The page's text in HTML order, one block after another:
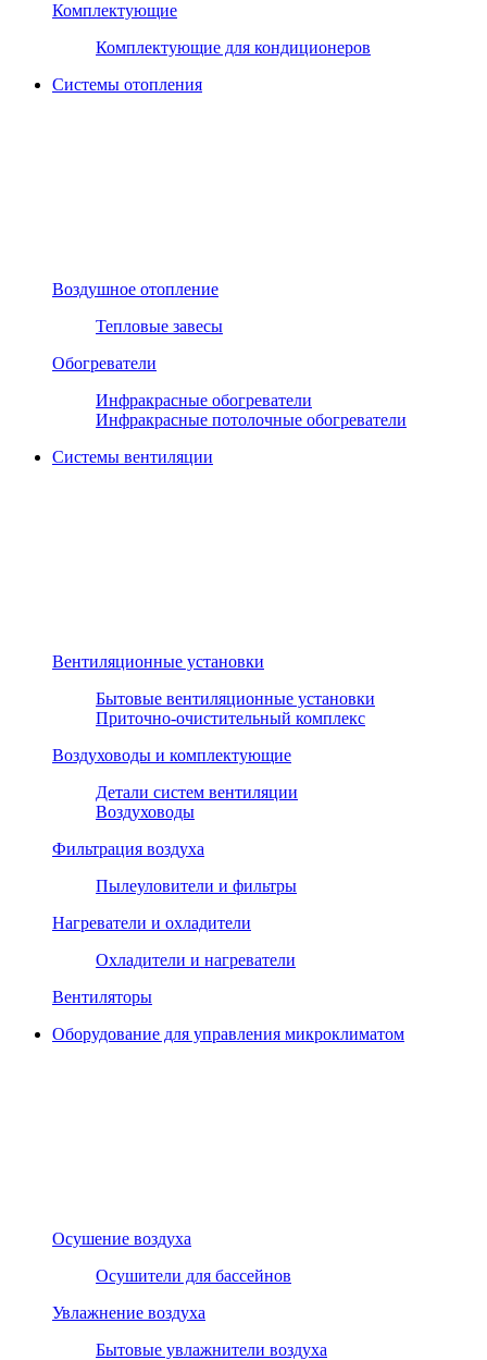
Комплектующие
Комплектующие для кондиционеров
Системы отопления
Воздушное отопление
Тепловые завесы
Обогреватели
Инфракрасные обогреватели
Инфракрасные потолочные обогреватели
Системы вентиляции
Вентиляционные установки
Бытовые вентиляционные установки
Приточно-очистительный комплекс
Воздуховоды и комплектующие
Детали систем вентиляции
Воздуховоды
Фильтрация воздуха
Пылеуловители и фильтры
Нагреватели и охладители
Охладители и нагреватели
Вентиляторы
Оборудование для управления микроклиматом
Осушение воздуха
Осушители для бассейнов
Увлажнение воздуха
Бытовые увлажнители воздуха